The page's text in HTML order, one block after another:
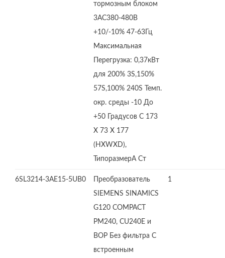
тормозным блоком
3AC380-480В
+10/-10% 47-63Гц
Максимальная
Перегрузка: 0,37кВт
для 200% 3S,150%
57S,100% 240S Темп.
окр. среды -10 До
+50 Градусов C 173
X 73 X 177
(HXWXD),
ТипоразмерA Ст
6SL3214-3AE15-5UB0
Преобразователь
SIEMENS SINAMICS
G120 COMPACT
PM240, CU240E и
BOP Без фильтра С
встроенным
1